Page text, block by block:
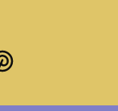
Pinterest